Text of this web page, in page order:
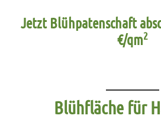
Jetzt Blühpatenschaft
€/qm2
Blühfläche für